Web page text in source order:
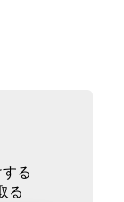
る
る